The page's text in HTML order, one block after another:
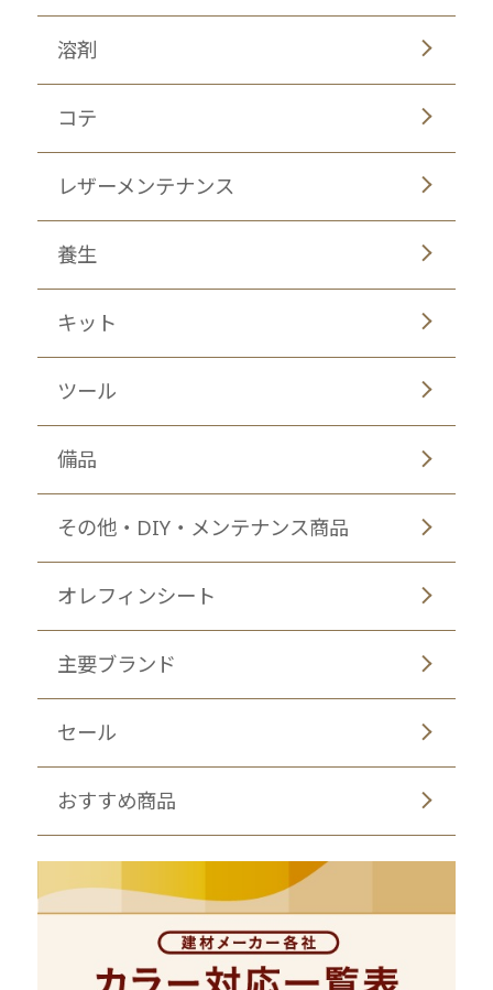
溶剤
コテ
レザーメンテナンス
養生
キット
ツール
備品
その他・DIY・メンテナンス商品
オレフィンシート
主要ブランド
セール
おすすめ商品